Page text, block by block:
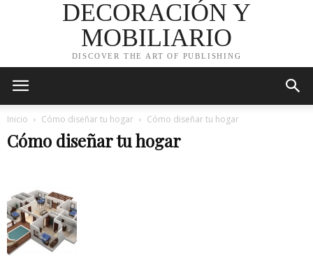
DECORACIÓN Y
MOBILIARIO
DISCOVER THE ART OF PUBLISHING
Inicio Cómo diseñar tu hogar Cómo diseñar tu hogar
Cómo diseñar tu hogar